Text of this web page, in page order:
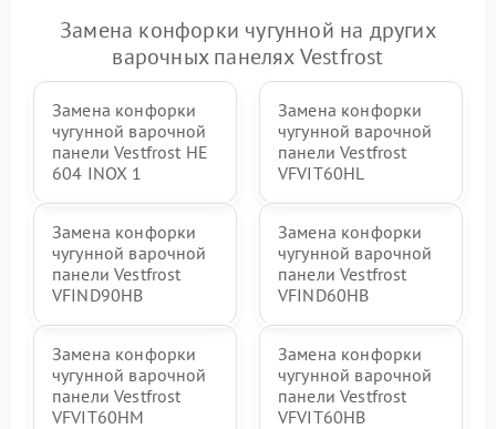
Замена конфорки чугунной на других
варочных панелях Vestfrost
Замена конфорки
чугунной варочной
панели Vestfrost HE
604 INOX 1
Замена конфорки
чугунной варочной
панели Vestfrost
VFVIT60HL
Замена конфорки
чугунной варочной
панели Vestfrost
VFIND90HB
Замена конфорки
чугунной варочной
панели Vestfrost
VFIND60HB
Замена конфорки
чугунной варочной
панели Vestfrost
VFVIT60HM
Замена конфорки
чугунной варочной
панели Vestfrost
VFVIT60HB